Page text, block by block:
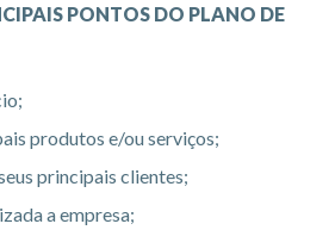
PONTOS DO PLANO DE
produtos e/ou serviços;
principais clientes;
a empresa;